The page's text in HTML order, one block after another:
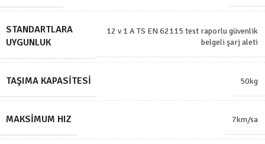
STANDARTLARA
UYGUNLUK
12 v 1 A TS EN 62115 test raporlu güvenlik
belgeli şarj aleti
TAŞIMA KAPASITESI 50kg
MAKSIMUM HIZ 7km/sa